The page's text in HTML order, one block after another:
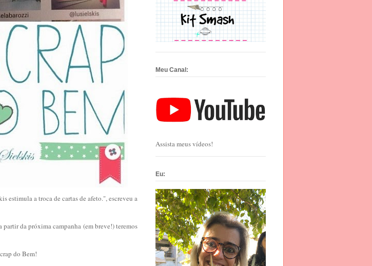
estimula a troca de cartas de afeto.", escreveu a
partir da próxima campanha (em breve!) teremos
do Bem!
Meu Canal:
Assista meus vídeos!
Eu: